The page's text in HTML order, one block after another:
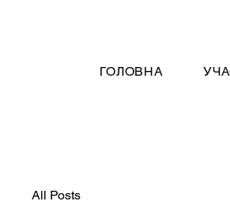
ГОЛОВНА
All Posts